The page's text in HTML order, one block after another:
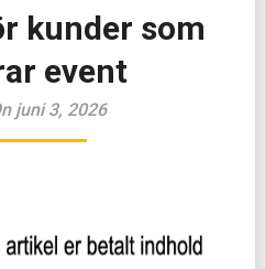
kunder som
event
juni 3, 2026